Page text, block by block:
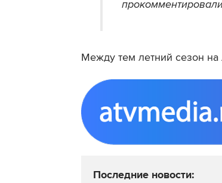
Между тем летний сезон на
Последние новости: